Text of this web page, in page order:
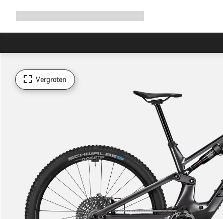
Vergroten